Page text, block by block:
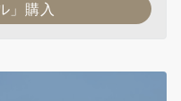
」購入